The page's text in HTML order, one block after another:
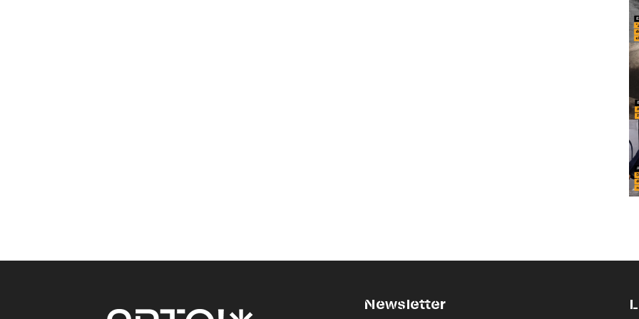
Newsletter